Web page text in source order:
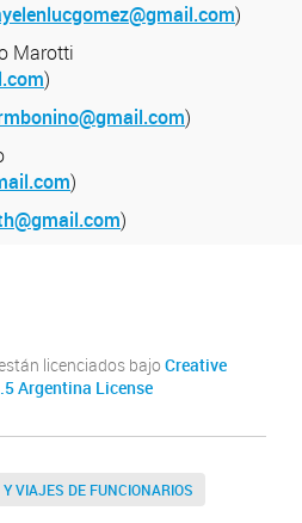
)
Marotti
)
)
)
)
licenciados bajo Creative
Argentina License
VIAJES DE FUNCIONARIOS